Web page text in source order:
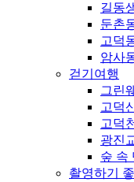
길동
둔촌
고덕
암사
걷기여행
그린
고덕
고덕
광진
숲 속
촬영하기